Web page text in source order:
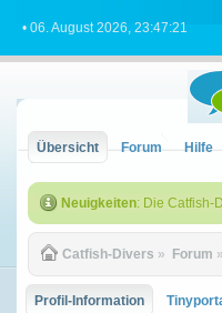
• 06. August 2026, 23:47:21
Übersicht Forum Hilfe
Neuigkeiten: Die Catfish-
Catfish-Divers » Forum »
Profil-Information